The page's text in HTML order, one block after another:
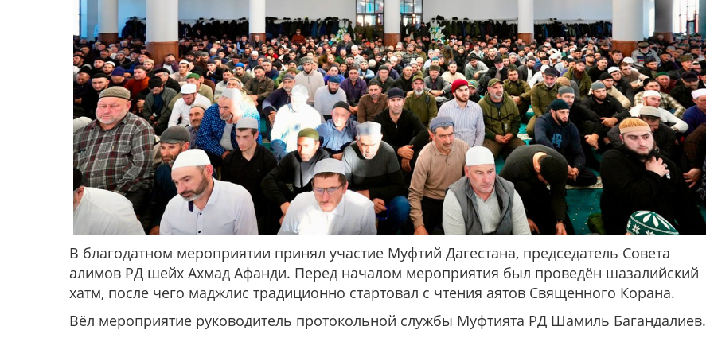
В благодатном мероприятии принял участие Муфтий Дагестана, председатель Совета
алимов РД шейх Ахмад Афанди. Перед началом мероприятия был проведён шазалийский
хатм, после чего маджлис традиционно стартовал с чтения аятов Священного Корана.
Вёл мероприятие руководитель протокольной службы Муфтията РД Шамиль Багандалиев.